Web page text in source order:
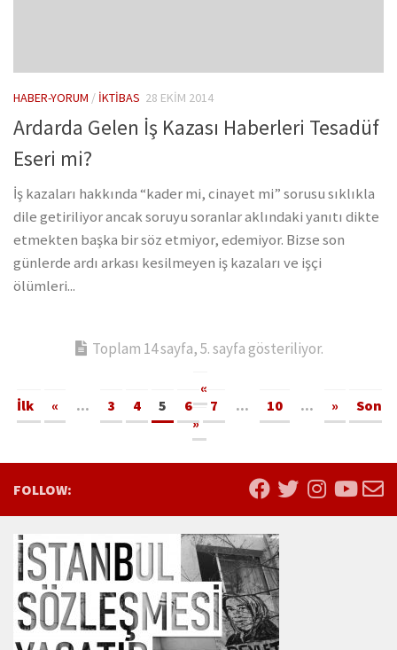
HABER-YORUM / İKTIBAS 28 EKIM 2014
Ardarda Gelen İş Kazası Haberleri Tesadüf
Eseri mi?
İş kazaları hakkında “kader mi, cinayet mi” sorusu sıklıkla
dile getiriliyor ancak soruyu soranlar aklındaki yanıtı dikte
etmekten başka bir söz etmiyor, edemiyor. Bizse son
günlerde ardı arkası kesilmeyen iş kazaları ve işçi
ölümleri...
Toplam 14 sayfa, 5. sayfa gösteriliyor.
«
İlk
« ... 3 4 5 6 7 ... 10 ... »
Son
»
FOLLOW: